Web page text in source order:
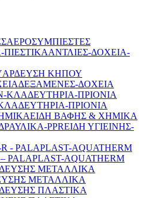
ΑΕΡΟΣΥΜΠΙΕΣΤΕΣ
ΑΝΤΛΙΕΣ-ΔΟΧΕΙΑ-
ΑΡΔΕΥΣΗ ΚΗΠΟΥ
ΔΕΞΑΜΕΝΕΣ-ΔΟΧΕΙΑ
ΠΡΙΟΝΙΑ
ΕΙΔΗ ΒΑΦΗΣ & ΧΗΜΙΚΑ
ΕΙΔΗ ΥΓΙΕΙΝΗΣ-
PALAPLAST-AQUATHERM
ΜΕΤΑΛΛΙΚΑ